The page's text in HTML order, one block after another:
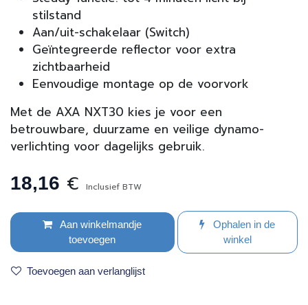
stilstand
Aan/uit-schakelaar (Switch)
Geïntegreerde reflector voor extra
zichtbaarheid
Eenvoudige montage op de voorvork
Met de AXA NXT30 kies je voor een
betrouwbare, duurzame en veilige dynamo-
verlichting voor dagelijks gebruik.
18,16 € Inclusief BTW
Aan winkelmandje
toevoegen
Ophalen in de
winkel
Toevoegen aan verlanglijst